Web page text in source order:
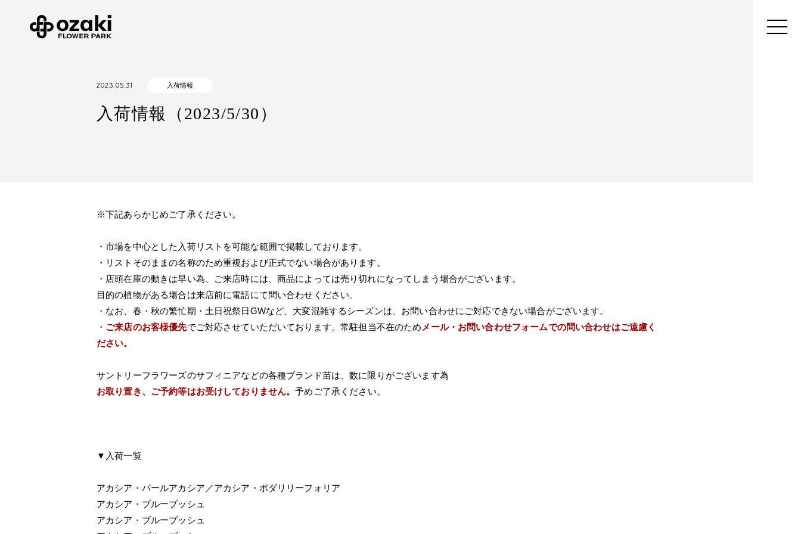
2023.05.31 入荷情報
入荷情報（2023/5/30）
※下記あらかじめご了承ください。
・市場を中心とした入荷リストを可能な範囲で掲載しております。
・リストそのままの名称のため重複および正式でない場合があります。
・店頭在庫の動きは早い為、ご来店時には、商品によっては売り切れになってしまう場合がございます。
目的の植物がある場合は来店前に電話にて問い合わせください。
・なお、春・秋の繁忙期・土日祝祭日GWなど、大変混雑するシーズンは、お問い合わせにご対応できない場合がございます。
・ ご来店のお客様優先でご対応させていただいております。常駐担当不在のため メール・お問い合わせフォームでの問い合わせはご遠慮く
ださい。
サントリーフラワーズのサフィニアなどの各種ブランド苗は、数に限りがございます為
お取り置き、ご予約等はお受けしておりません。予めご了承ください。
▼入荷一覧
アカシア・パールアカシア／アカシア・ポダリリーフォリア
アカシア・ブルーブッシュ
アカシア・ブルーブッシュ